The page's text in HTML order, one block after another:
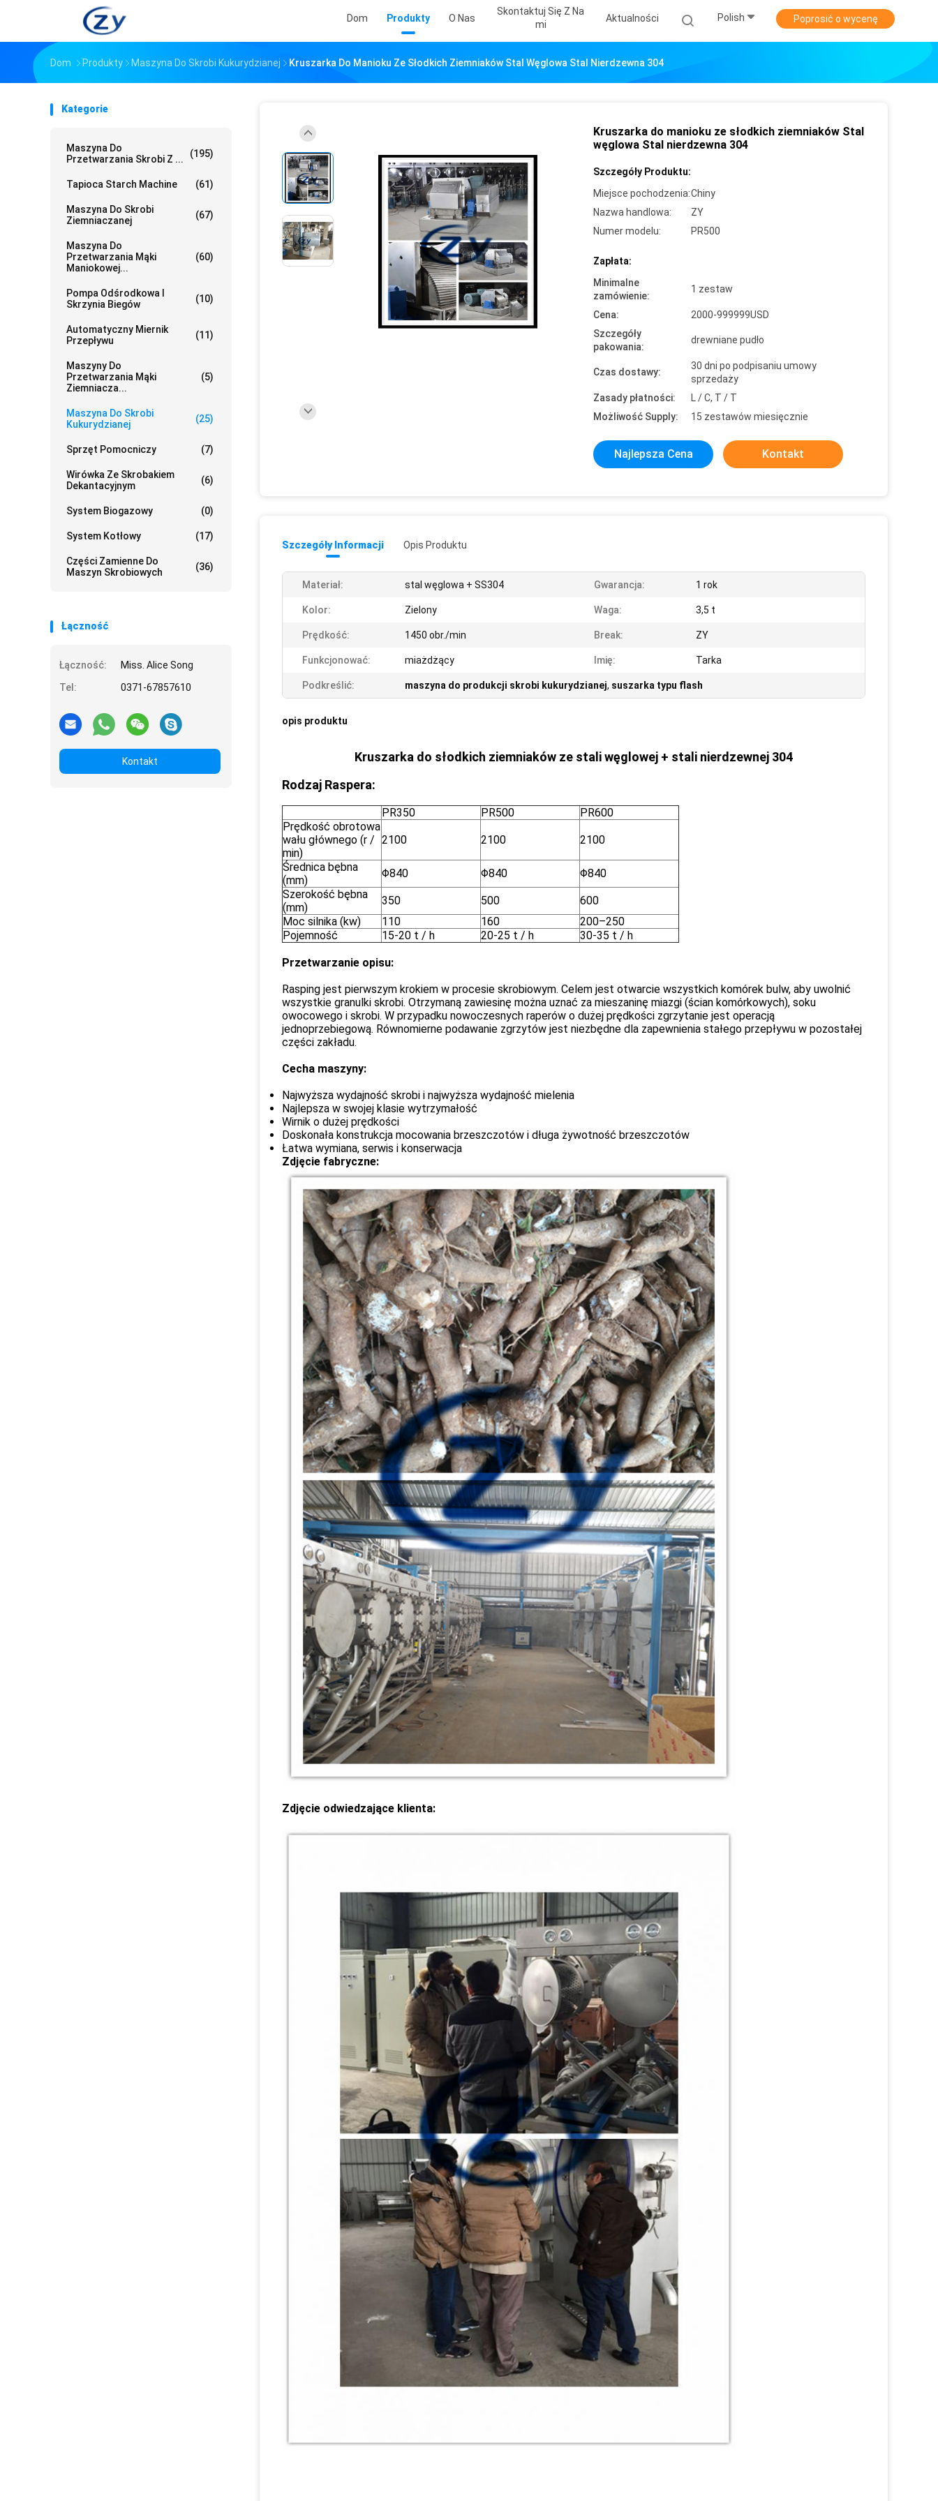
Dom Produkty O Nas
Skontaktuj Się Z Na
Mi
Aktualności Polish Poprosić o wycenę
Dom Produkty Maszyna Do Skrobi Kukurydzianej Kruszarka Do Manioku Ze Słodkich Ziemniaków Stal Węglowa Stal Nierdzewna 304
Kategorie
Maszyna Do
Przetwarzania Skrobi Z ...
(195)
Tapioca Starch Machine (61)
Maszyna Do Skrobi
Ziemniaczanej
(67)
Maszyna Do
Przetwarzania Mąki
Maniokowej...
(60)
Pompa Odśrodkowa I
Skrzynia Biegów
(10)
Automatyczny Miernik
Przepływu
(11)
Maszyny Do
Przetwarzania Mąki
Ziemniacza...
(5)
Maszyna Do Skrobi
Kukurydzianej
(25)
Sprzęt Pomocniczy (7)
Wirówka Ze Skrobakiem
Dekantacyjnym
(6)
System Biogazowy (0)
System Kotłowy (17)
Części Zamienne Do
Maszyn Skrobiowych
(36)
Łączność
Łączność:
Miss. Alice Song
Tel:
0371-67857610
Kontakt
Kruszarka do manioku ze słodkich ziemniaków Stal
węglowa Stal nierdzewna 304
Szczegóły Produktu:
Miejsce pochodzenia:Chiny
Nazwa handlowa:
ZY
Numer modelu:
PR500
Zapłata:
Minimalne
zamówienie:
1 zestaw
Cena:
2000-999999USD
Szczegóły
pakowania:
drewniane pudło
Czas dostawy:
30 dni po podpisaniu umowy
sprzedaży
Zasady płatności:
L / C, T / T
Możliwość Supply:
15 zestawów miesięcznie
Najlepsza Cena Kontakt
Szczegóły Informacji Opis Produktu
Materiał: stal węglowa + SS304 Gwarancja: 1 rok
Kolor: Zielony Waga: 3,5 t
Prędkość: 1450 obr./min Break: ZY
Funkcjonować: miażdżący Imię: Tarka
Podkreślić: maszyna do produkcji skrobi kukurydzianej, suszarka typu flash
opis produktu
Kruszarka do słodkich ziemniaków ze stali węglowej + stali nierdzewnej 304
Rodzaj Raspera:
PR350 PR500
PR600
Prędkość obrotowa
wału głównego (r /
min)
2100 2100 2100
Średnica bębna
(mm)
Φ840 Φ840
Φ840
Szerokość bębna
(mm)
350 500
600
Moc silnika (kw)
110 160
200–250
Pojemność
15-20 t / h 20-25 t / h 30-35 t / h
Przetwarzanie opisu:
Rasping jest pierwszym krokiem w procesie skrobiowym. Celem jest otwarcie wszystkich komórek bulw, aby uwolnić
wszystkie granulki skrobi. Otrzymaną zawiesinę można uznać za mieszaninę miazgi (ścian komórkowych), soku
owocowego i skrobi. W przypadku nowoczesnych raperów o dużej prędkości zgrzytanie jest operacją
jednoprzebiegową. Równomierne podawanie zgrzytów jest niezbędne dla zapewnienia stałego przepływu w pozostałej
części zakładu.
Cecha maszyny:
Najwyższa wydajność skrobi i najwyższa wydajność mielenia
Najlepsza w swojej klasie wytrzymałość
Wirnik o dużej prędkości
Doskonała konstrukcja mocowania brzeszczotów i długa żywotność brzeszczotów
Łatwa wymiana, serwis i konserwacja
Zdjęcie fabryczne:
Zdjęcie odwiedzające klienta: